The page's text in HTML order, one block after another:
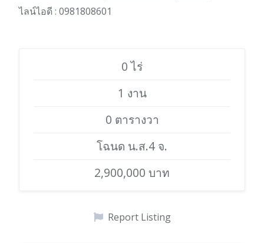
ไลน์ไอดี : 0981808601
0 ไร่
1 งาน
0 ตารางวา
โฉนด น.ส.4 จ.
2,900,000 บาท
Report Listing